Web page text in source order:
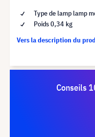
Type de lamp lamp
Poids 0,34 kg
Vers la description du
Conseils